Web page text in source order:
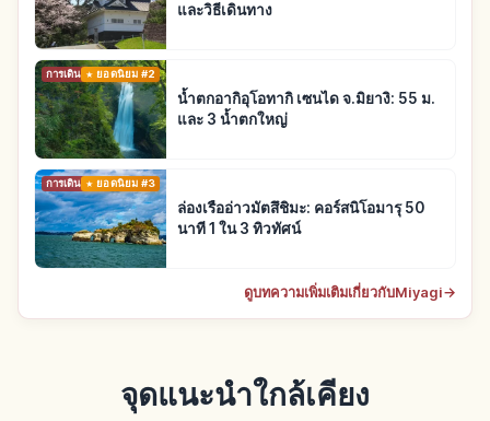
และวิธีเดินทาง
การเดินทางยอดนิยม #2
น้ำตกอากิอุโอทากิ เซนได จ.มิยางิ: 55 ม.
และ 3 น้ำตกใหญ่
การเดินทางยอดนิยม #3
ล่องเรืออ่าวมัตสึชิมะ: คอร์สนิโอมารุ 50
นาที 1 ใน 3 ทิวทัศน์
ดูบทความเพิ่มเติมเกี่ยวกับMiyagi→
จุดแนะนำใกล้เคียง